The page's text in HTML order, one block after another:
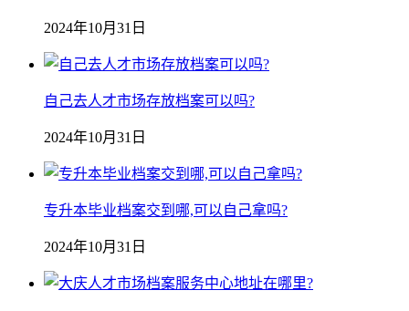
2024年10月31日
自己去人才市场存放档案可以吗?
2024年10月31日
专升本毕业档案交到哪,可以自己拿吗?
2024年10月31日